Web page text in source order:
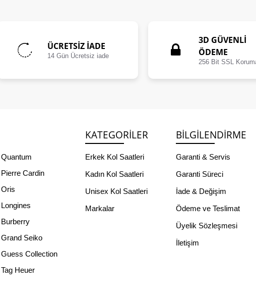
ÜCRETSIZ İADE
14 Gün Ücretsiz iade
3D GÜVENLİ
ÖDEME
256 Bit SSL
Quantum
Pierre Cardin
Oris
Longines
Burberry
Grand Seiko
Guess Collection
Tag Heuer
KATEGORILER
Erkek Kol Saatleri
Kadın Kol Saatleri
Unisex Kol Saatleri
Markalar
BILGILENDIRME
Garanti & Servis
Garanti Süreci
İade & Değişim
Ödeme ve Teslimat
Üyelik Sözleşmesi
İletişim